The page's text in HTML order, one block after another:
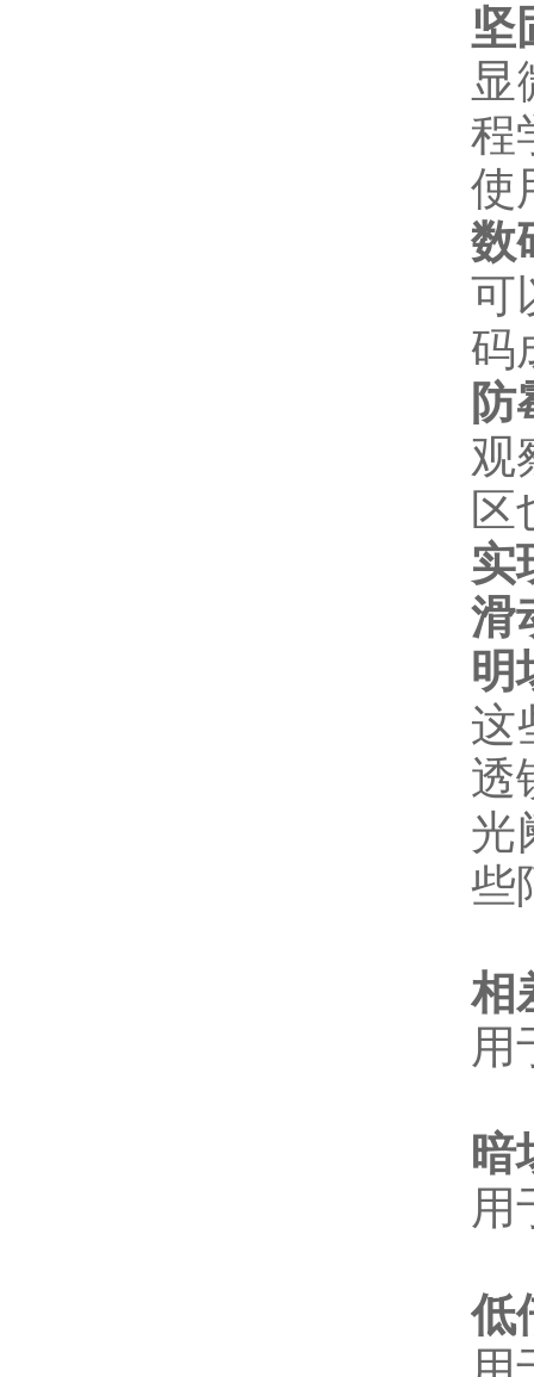
坚
显
程
使
数
可
码
防
观
区
实
滑
明
这
透
光
些
相
用
暗
用
低